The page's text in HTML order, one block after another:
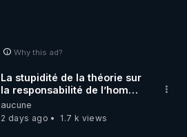
Why this ad?
La stupidité de la théorie sur
la responsabilité de l’homme
concernant le dioxyde de
carbone.
aucune
2 days ago
1.7 k views